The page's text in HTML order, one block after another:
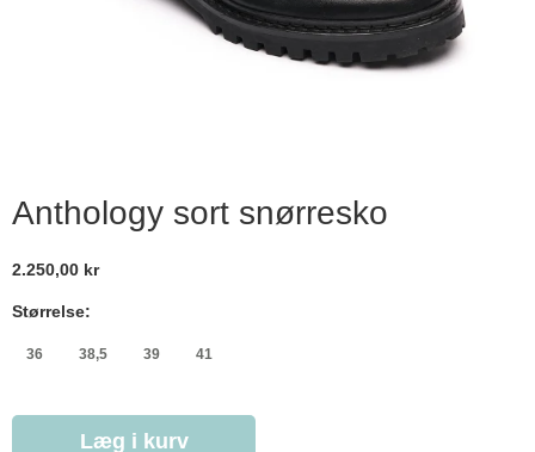
Anthology sort snørresko
2.250,00 kr
Størrelse:
36 38,5 39 41
Læg i kurv